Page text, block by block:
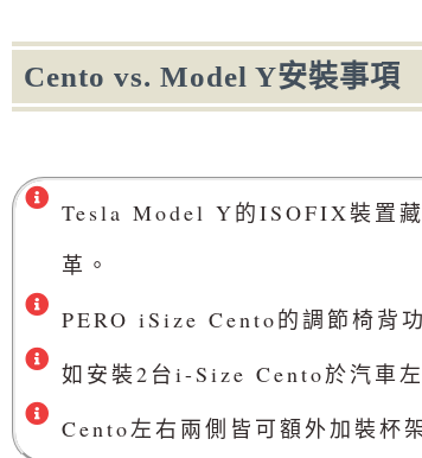
Cento vs. Model Y安裝事項
Tesla Model Y的ISOFIX裝置藏
革。
PERO iSize Cento的調節椅背
如安裝2台i-Size Cento於汽車
Cento左右兩側皆可額外加裝杯